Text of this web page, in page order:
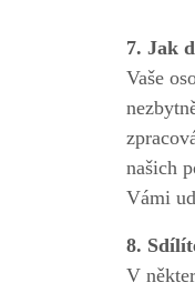
7. Jak
Vaše
našich
Vámi
8.
V